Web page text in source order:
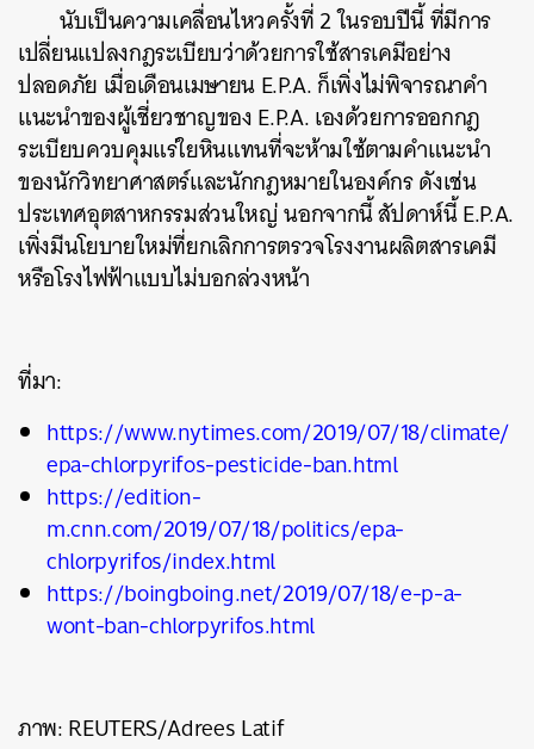
นับเป็นความเคลื่อนไหวครั้งที่ 2 ในรอบปีนี้ ที่มีการ
เปลี่ยนแปลงกฎระเบียบว่าด้วยการใช้สารเคมีอย่าง
ปลอดภัย เมื่อเดือนเมษายน E.P.A. ก็เพิ่งไม่พิจารณาคำ
แนะนำของผู้เชี่ยวชาญของ E.P.A. เองด้วยการออกกฎ
ระเบียบควบคุมแร่ใยหินแทนที่จะห้ามใช้ตามคำแนะนำ
ของนักวิทยาศาสตร์และนักกฎหมายในองค์กร ดังเช่น
ประเทศอุตสาหกรรมส่วนใหญ่ นอกจากนี้ สัปดาห์นี้ E.P.A.
เพิ่งมีนโยบายใหม่ที่ยกเลิกการตรวจโรงงานผลิตสารเคมี
หรือโรงไฟฟ้าแบบไม่บอกล่วงหน้า
ที่มา:
https://www.nytimes.com/2019/07/18/climate/
epa-chlorpyrifos-pesticide-ban.html
https://edition-
m.cnn.com/2019/07/18/politics/epa-
chlorpyrifos/index.html
https://boingboing.net/2019/07/18/e-p-a-
wont-ban-chlorpyrifos.html
ภาพ:REUTERS/Adrees Latif
ค้นหา
SHARE TWEET LINE EMAIL